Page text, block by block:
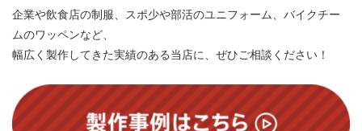
企業や飲食店の制服、スポ少や部活のユニフォーム、バイクチー
ムのワッペンなど、
幅広く製作してきた実績のある当店に、ぜひご相談ください！